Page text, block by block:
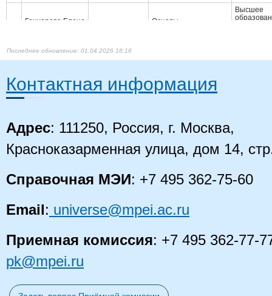
Гончарова Елена
Основы
Высшее
Константиновна
деятельности
10
Виктор
Александрович
профессор Логистика
Экономист
11
Павлович
доцент
государственности;
Правоведение
Заргарян Мери
старший
Основы
профессиональной
Магистр,
Основы
01.04.2026 18:16
Контактная информация
Адрес: 111250, Россия, г. Москва,
Красноказарменная улица, дом 14,
Справочная МЭИ: +7 495 362-75-60
Email: universe@mpei.ac.ru
Приемная комиссия: +7 495 362-77-
pk@mpei.ru